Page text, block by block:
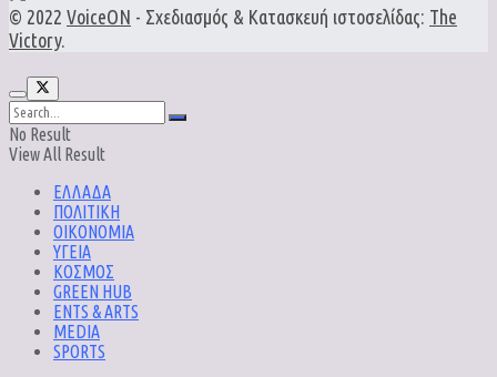
© 2022 VoiceON - Σχεδιασμός & Κατασκευή ιστοσελίδας: The
Victory.
No Result
View All Result
ΕΛΛΑΔΑ
ΠΟΛΙΤΙΚΗ
ΟΙΚΟΝΟΜΙΑ
ΥΓΕΙΑ
ΚΟΣΜΟΣ
GREEN HUB
ENTS & ARTS
MEDIA
SPORTS